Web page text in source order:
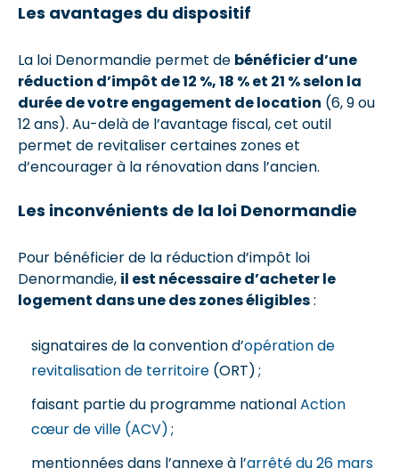
Les avantages du dispositif
La loi Denormandie permet de bénéficier d’une
réduction d’impôt de 12 %, 18 % et 21 % selon la
durée de votre engagement de location (6, 9 ou
12 ans). Au-delà de l’avantage fiscal, cet outil
permet de revitaliser certaines zones et
d’encourager à la rénovation dans l’ancien.
Les inconvénients de la loi Denormandie
Pour bénéficier de la réduction d’impôt loi
Denormandie, il est nécessaire d’acheter le
logement dans une des zones éligibles:
signataires de la convention d’opération de
revitalisation de territoire (ORT) ;
faisant partie du programme nationalAction
cœur de ville (ACV);
mentionnées dans l’annexe à l’arrêté du 26 mars